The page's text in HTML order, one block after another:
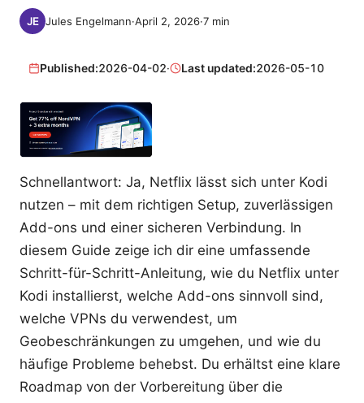
Jules Engelmann·April 2, 2026·7 min
Published:2026-04-02· Last updated:2026-05-10
Schnellantwort: Ja, Netflix lässt sich unter Kodi
nutzen – mit dem richtigen Setup, zuverlässigen
Add-ons und einer sicheren Verbindung. In
diesem Guide zeige ich dir eine umfassende
Schritt-für-Schritt-Anleitung, wie du Netflix unter
Kodi installierst, welche Add-ons sinnvoll sind,
welche VPNs du verwendest, um
Geobeschränkungen zu umgehen, und wie du
häufige Probleme behebst. Du erhältst eine klare
Roadmap von der Vorbereitung über die